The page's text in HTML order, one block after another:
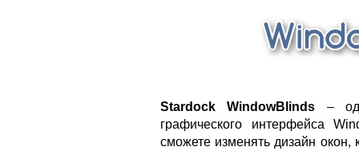
Stardock WindowBlinds –
графического интерфейса
сможете изменять дизайн окон,